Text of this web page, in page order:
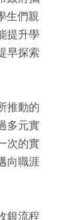
生們親
提升學
早探索
推動的
多元實
次的實
向職涯
銀流程